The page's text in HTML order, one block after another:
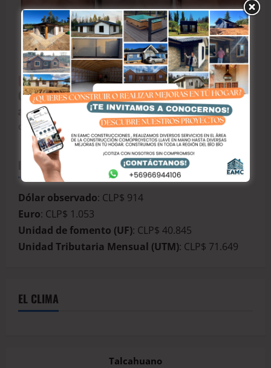
Arauco BioBio Carabineros de Chile Policial
Ejecutados y quemados tras cumplir su deber:
Corte Suprema ratifica presidio perpetuo para
asesinos de tres carabineros.
CrisGutie junio 24, 2026
INDICADORES ECONÓMICOS
Dólar observado: CLP$ 914
Euro: CLP$ 1.053
Unidad de fomento (UF): CLP$ 40.845
Unidad Tributaria Mensual (UTM): CLP$ 71.649
EL CLIMA
Talcahuano